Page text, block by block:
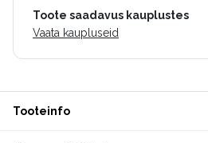
Toote saadavus kauplustes
Vaata kaupluseid
Tooteinfo